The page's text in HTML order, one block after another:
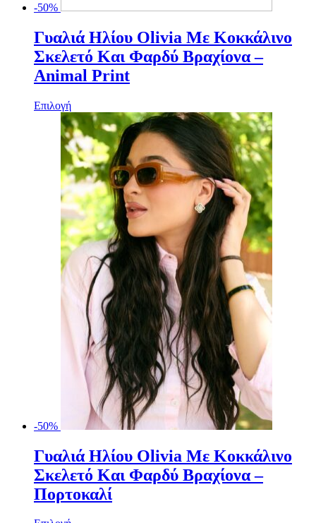
-50%
Γυαλιά Ηλίου Olivia Με Κοκκάλινο
Σκελετό Και Φαρδύ Βραχίονα –
Animal Print
ΕπιλογήΑυτό
το
προϊόν
έχει
πολλαπλές
παραλλαγές.
Οι
επιλογές
μπορούν
να
επιλεγούν
στη
σελίδα
προϊόντος
-50%
Γυαλιά Ηλίου Olivia Με Κοκκάλινο
Σκελετό Και Φαρδύ Βραχίονα –
Πορτοκαλί